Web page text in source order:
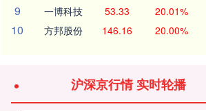
9 一博科技 53.33 20.01%
10 方邦股份 146.16 20.00%
沪深京行情 实时轮播